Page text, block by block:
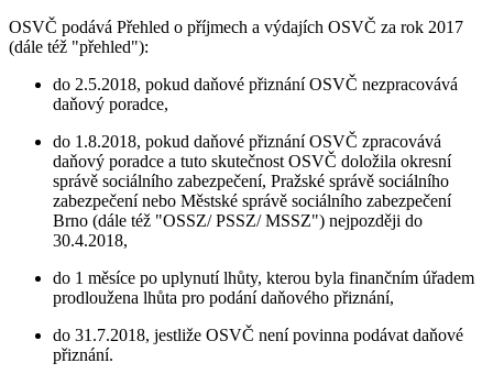
OSVČ podává Přehled o příjmech a výdajích OSVČ za rok 2017
(dále též "přehled"):
do 2.5.2018, pokud daňové přiznání OSVČ nezpracovává
daňový poradce,
do 1.8.2018, pokud daňové přiznání OSVČ zpracovává
daňový poradce a tuto skutečnost OSVČ doložila okresní
správě sociálního zabezpečení, Pražské správě sociálního
zabezpečení nebo Městské správě sociálního zabezpečení
Brno (dále též "OSSZ/ PSSZ/ MSSZ") nejpozději do
30.4.2018,
do 1 měsíce po uplynutí lhůty, kterou byla finančním úřadem
prodloužena lhůta pro podání daňového přiznání,
do 31.7.2018, jestliže OSVČ není povinna podávat daňové
přiznání.